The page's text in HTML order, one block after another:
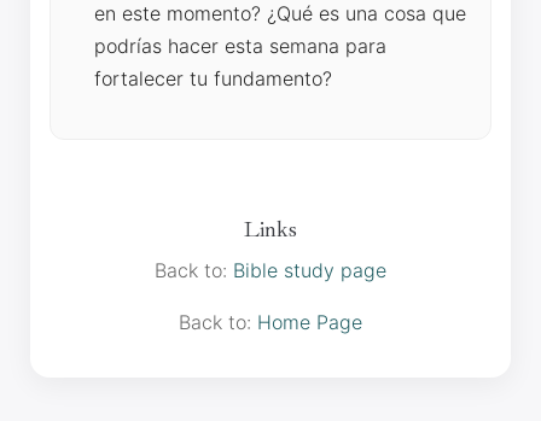
en este momento? ¿Qué es una cosa que
podrías hacer esta semana para
fortalecer tu fundamento?
Links
Back to: Bible study page
Back to: Home Page